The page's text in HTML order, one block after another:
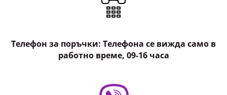
Телефон за поръчки: Телефона се вижда само в
работно време, 09-16 часа